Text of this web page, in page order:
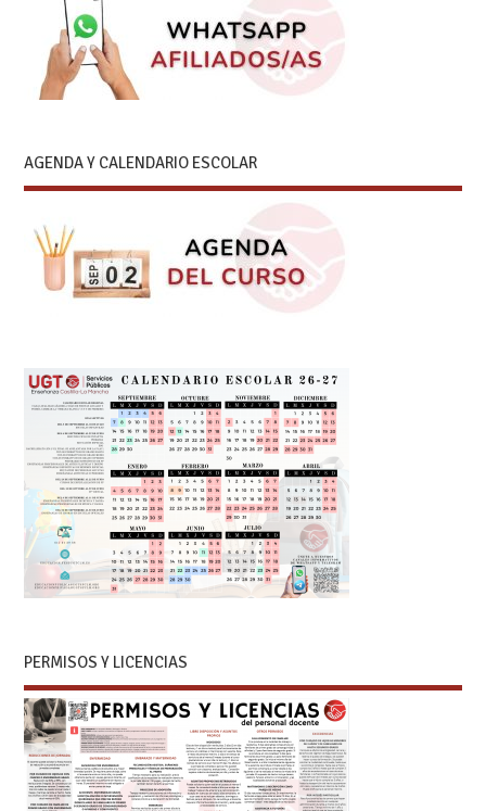
AGENDA Y CALENDARIO ESCOLAR
PERMISOS Y LICENCIAS